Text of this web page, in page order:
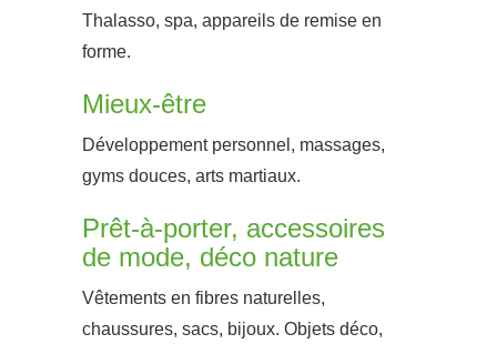
Thalasso, spa, appareils de remise en
forme.
Mieux-être
Développement personnel, massages,
gyms douces, arts martiaux.
Prêt-à-porter, accessoires
de mode, déco nature
Vêtements en fibres naturelles,
chaussures, sacs, bijoux. Objets déco,